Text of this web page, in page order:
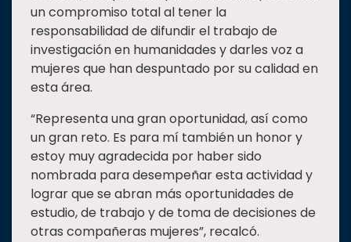
un compromiso total al tener la
responsabilidad de difundir el trabajo de
investigación en humanidades y darles voz a
mujeres que han despuntado por su calidad en
esta área.
“Representa una gran oportunidad, así como
un gran reto. Es para mí también un honor y
estoy muy agradecida por haber sido
nombrada para desempeñar esta actividad y
lograr que se abran más oportunidades de
estudio, de trabajo y de toma de decisiones de
otras compañeras mujeres”, recalcó.